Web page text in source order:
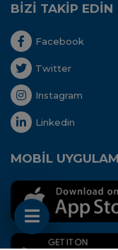
BİZİ TAKİP EDİN
Facebook
Twitter
Instagram
Linkedin
MOBİL